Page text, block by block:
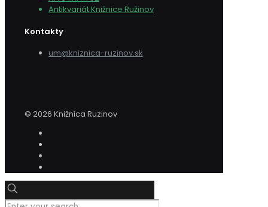
Antikvariát Knižnice Ružinov
Kontakty
um@kniznica-ruzinov.sk
© 2026 Knižnica Ruzinov